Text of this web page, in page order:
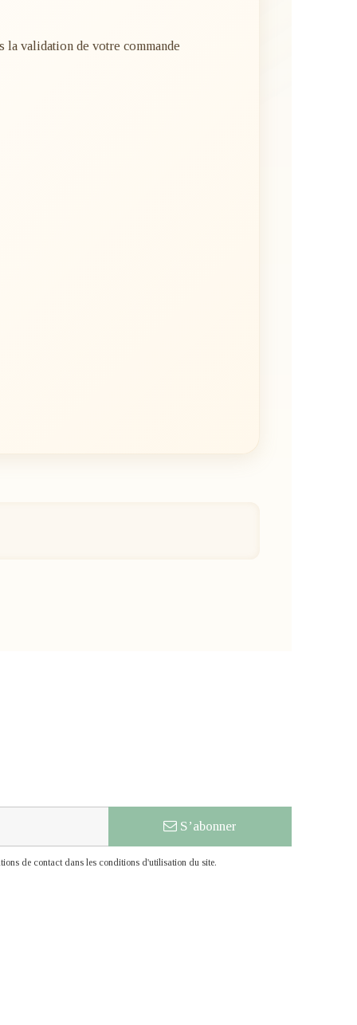
validation de votre commande
S’abonner
de contact dans les conditions d'utilisation du site.